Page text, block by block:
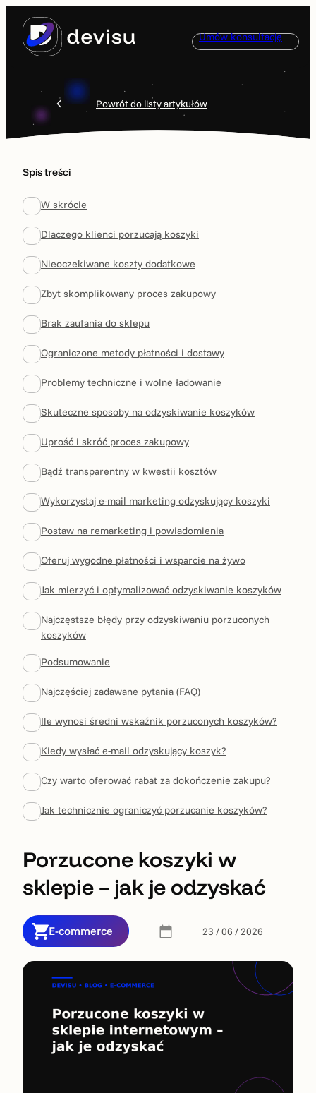
treści
Umów konsultację
Powrót do listy artykułów
Spis treści
W skrócie
Dlaczego klienci porzucają koszyki
Nieoczekiwane koszty dodatkowe
Zbyt skomplikowany proces zakupowy
Brak zaufania do sklepu
Ograniczone metody płatności i dostawy
Problemy techniczne i wolne ładowanie
Skuteczne sposoby na odzyskiwanie koszyków
Uprość i skróć proces zakupowy
Bądź transparentny w kwestii kosztów
Wykorzystaj e-mail marketing odzyskujący koszyki
Postaw na remarketing i powiadomienia
Oferuj wygodne płatności i wsparcie na żywo
Jak mierzyć i optymalizować odzyskiwanie koszyków
Najczęstsze błędy przy odzyskiwaniu porzuconych
koszyków
Podsumowanie
Najczęściej zadawane pytania (FAQ)
Ile wynosi średni wskaźnik porzuconych koszyków?
Kiedy wysłać e-mail odzyskujący koszyk?
Czy warto oferować rabat za dokończenie zakupu?
Jak technicznie ograniczyć porzucanie koszyków?
Porzucone koszyki w
sklepie – jak je odzyskać
E-commerce 23 / 06 / 2026